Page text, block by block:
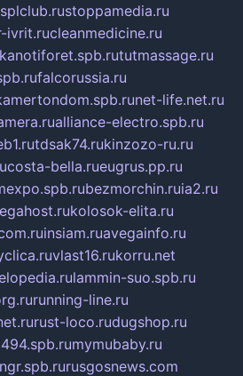
splclub.rustoppamedia.ru
ivrit.rucleanmedicine.ru
kanotiforet.spb.rututmassage.ru
falcorussia.ru
net-life.net.ru
alliance-electro.spb.ru
tdsak74.rukinzozo-ru.ru
costa-bella.rueugrus.pp.ru
bezmorchin.ruia2.ru
kolosok-elita.ru
insiam.ruavegainfo.ru
vlast16.rukorru.net
lammin-suo.spb.ru
running-line.ru
rust-loco.rudugshop.ru
mymubaby.ru
ngr.spb.rurusgosnews.com